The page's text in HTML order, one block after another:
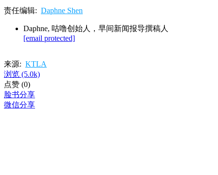
责任编辑: Daphne Shen
Daphne, 咕噜创始人，早间新闻报导撰稿人
[email protected]
来源: KTLA
浏览 (5.0k)
点赞 (0)
脸书分享
微信分享